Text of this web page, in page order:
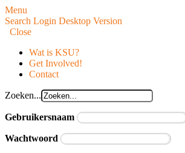
Menu
Search Login Desktop Version
Close
Wat is KSU?
Get Involved!
Contact
Zoeken...
Gebruikersnaam
Wachtwoord